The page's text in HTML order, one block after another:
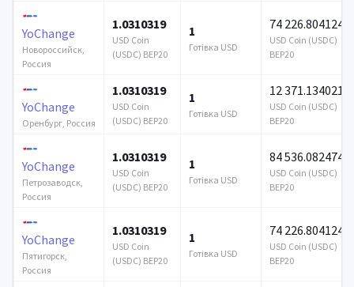
YoChange
Новороссийск,
Россия
1.0310319
USD Coin
(USDC) BEP20
1
Готівка USD
74 226.804124
USD Coin (USDC)
BEP20
YoChange
Оренбург, Россия
1.0310319
USD Coin
(USDC) BEP20
1
Готівка USD
12 371.134021
USD Coin (USDC)
BEP20
YoChange
Петрозаводск,
Россия
1.0310319
USD Coin
(USDC) BEP20
1
Готівка USD
84 536.082474
USD Coin (USDC)
BEP20
YoChange
Пятигорск,
Россия
1.0310319
USD Coin
(USDC) BEP20
1
Готівка USD
74 226.804124
USD Coin (USDC)
BEP20